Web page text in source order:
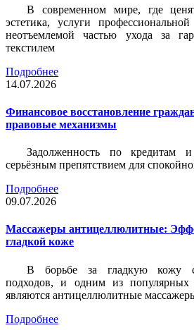
В современном мире, где
эстетика, услуги
неотъемлемой частью ухода за
текстилем
Подробнее
14.07.2026
Финансовое восстановление
правовые механизмы
Задолженность по кредитам
серьёзным препятствием для
Подробнее
09.07.2026
Массажеры антицеллюлитные:
гладкой коже
В борьбе за гладкую кожу
подходов, и одним из популярных
являются антицеллюлитные
Подробнее